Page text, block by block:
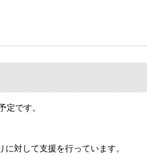
です。
対して支援を行っています。